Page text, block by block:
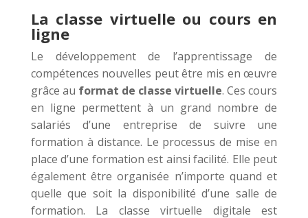
La classe virtuelle ou cours en
ligne
Le développement de l’apprentissage de
compétences nouvelles peut être mis en œuvre
grâce au format de classe virtuelle. Ces cours
en ligne permettent à un grand nombre de
salariés d’une entreprise de suivre une
formation à distance. Le processus de mise en
place d’une formation est ainsi facilité. Elle peut
également être organisée n’importe quand et
quelle que soit la disponibilité d’une salle de
formation. La classe virtuelle digitale est